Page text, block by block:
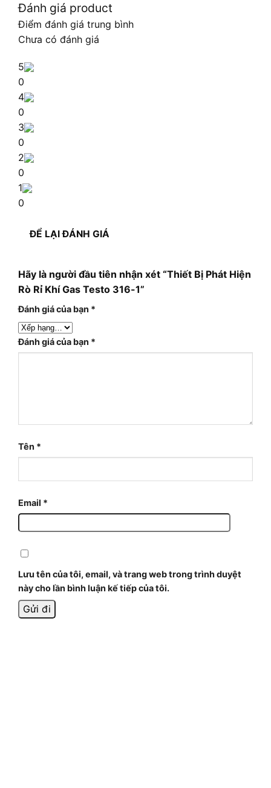
Đánh giá product
Điểm đánh giá trung bình
Chưa có đánh giá
5
0
4
0
3
0
2
0
1
0
ĐỂ LẠI ĐÁNH GIÁ
Hãy là người đầu tiên nhận xét “Thiết Bị Phát Hiện
Rò Rỉ Khí Gas Testo 316-1”
Đánh giá của bạn *
Đánh giá của bạn *
Tên *
Email *
Lưu tên của tôi, email, và trang web trong trình duyệt
này cho lần bình luận kế tiếp của tôi.